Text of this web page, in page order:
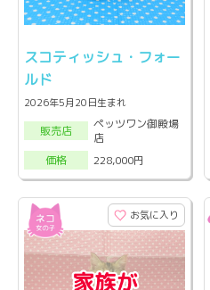
スコティッシュ・フォー
ルド
2026年5月20日生まれ
販売店
ペッツワン御殿場
店
価格
228,000円
お気に入り